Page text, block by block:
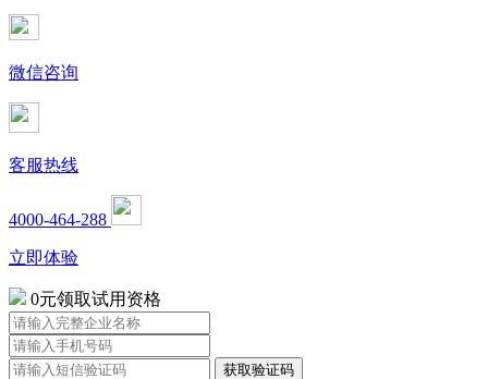
微信咨询
客服热线
4000-464-288
立即体验
0元领取试用资格